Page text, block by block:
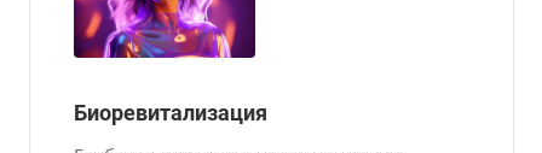
Биоревитализация